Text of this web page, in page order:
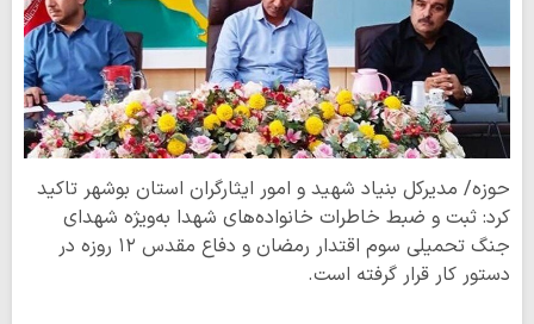
حوزه/ مدیرکل بنیاد شهید و امور ایثارگران استان بوشهر تاکید
کرد: ثبت و ضبط خاطرات خانواده‌های شهدا به‌ویژه شهدای
جنگ تحمیلی سوم اقتدار رمضان و دفاع مقدس ۱۲ روزه در
دستور کار قرار گرفته است.